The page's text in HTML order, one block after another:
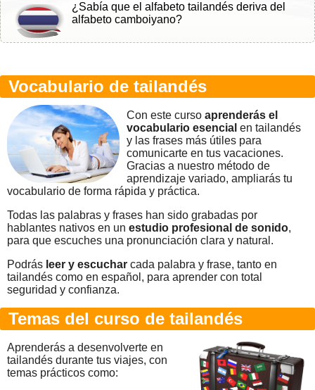
¿Sabía que el alfabeto tailandés deriva del
alfabeto camboiyano?
Vocabulario de tailandés
Con este curso aprenderás el
vocabulario esencial en tailandés
y las frases más útiles para
comunicarte en tus vacaciones.
Gracias a nuestro método de
aprendizaje variado, ampliarás tu
vocabulario de forma rápida y práctica.
Todas las palabras y frases han sido grabadas por
hablantes nativos en un estudio profesional de sonido,
para que escuches una pronunciación clara y natural.
Podrás leer y escuchar cada palabra y frase, tanto en
tailandés como en español, para aprender con total
seguridad y confianza.
Temas del curso de tailandés
Aprenderás a desenvolverte en
tailandés durante tus viajes, con
temas prácticos como: